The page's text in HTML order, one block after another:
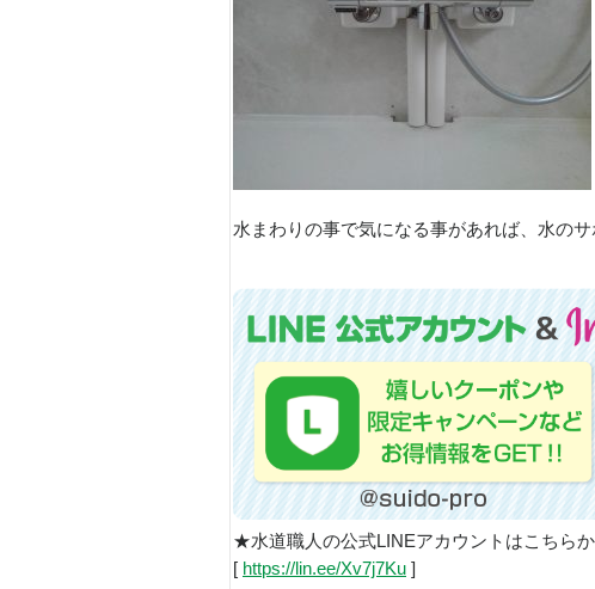
水まわりの事で気になる事があれば、水のサ
★水道職人の公式LINEアカウントはこちらか
[ https://lin.ee/Xv7j7Ku ]